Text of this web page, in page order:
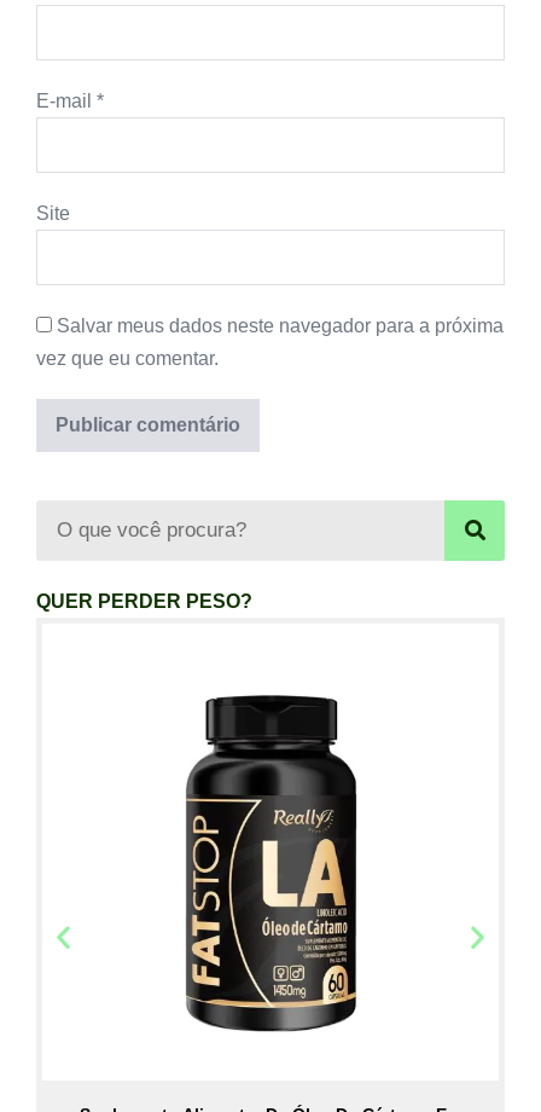
E-mail *
Site
Salvar meus dados neste navegador para a próxima
vez que eu comentar.
QUER PERDER PESO?